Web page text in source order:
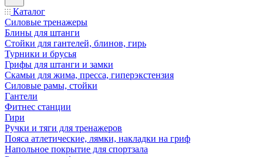
Каталог
Силовые тренажеры
Блины для штанги
Стойки для гантелей, блинов, гирь
Турники и брусья
Грифы для штанги и замки
Скамьи для жима, пресса, гиперэкстензия
Силовые рамы, стойки
Гантели
Фитнес станции
Гири
Ручки и тяги для тренажеров
Пояса атлетические, лямки, накладки на гриф
Напольное покрытие для спортзала